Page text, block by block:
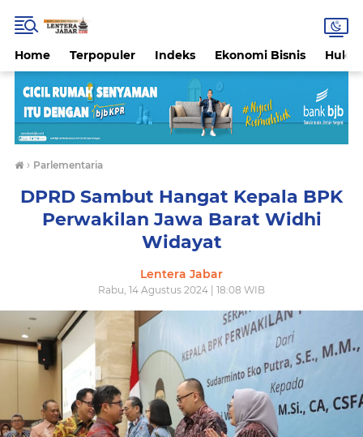
Home Terpopuler Indeks Ekonomi Bisnis
› Parlementaria
DPRD Sambut Hangat Kepala BPK
Perwakilan Jawa Barat Widhi
Widayat
Lentera Jabar
Rabu, 14 Agustus 2024 | 18:08 WIB